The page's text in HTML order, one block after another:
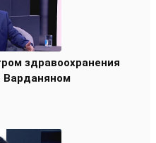
здравоохранения
Варданяном